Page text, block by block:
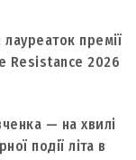
премії
Resistance 2026
— на хвилі
події літа в